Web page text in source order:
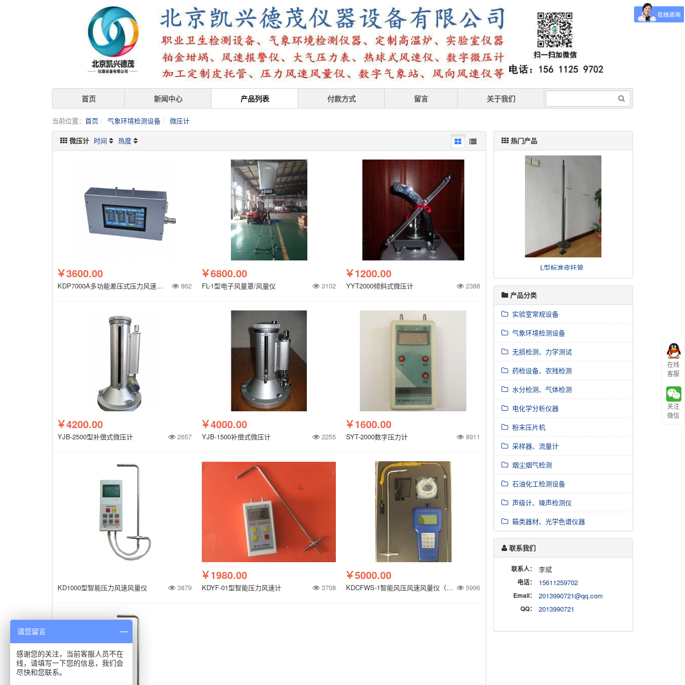
首页 新闻中心 产品列表 付款方式 留言 关于我们
当前位置： 首页 气象环境检测设备 微压计
微压计 时间 热度
￥3600.00
KDP7000A多功能差压式压力风速风温风量仪 862
￥6800.00
FL-1型电子风量罩/风量仪 3102
￥1200.00
YYT2000倾斜式微压计 2388
￥4200.00
YJB-2500型补偿式微压计 2657
￥4000.00
YJB-1500补偿式微压计 2255
￥1600.00
SYT-2000数字压力计 8911
KD1000型智能压力风速风量仪 3879
￥1980.00
KDYF-01型智能压力风速计 3708
￥5000.00
KDCFWS-1智能风压风速风量仪（带温湿度测量） 5996
热门产品
L型标准皮托管
产品分类
实验室常规设备
气象环境检测设备
无损检测、力学测试
药检设备、农残检测
水分检测、气体检测
电化学分析仪器
粉末压片机
采样器、流量计
烟尘烟气检测
石油化工检测设备
声级计、噪声检测仪
箱类器材、光学色谱仪器
联系我们
联系人： 李斌
电话： 15611259702
Email： 2013990721@qq.com
QQ： 2013990721
在线
客服
关注
微信
请您留言
感谢您的关注，当前客服人员不在
线，请填写一下您的信息，我们会
尽快和您联系。